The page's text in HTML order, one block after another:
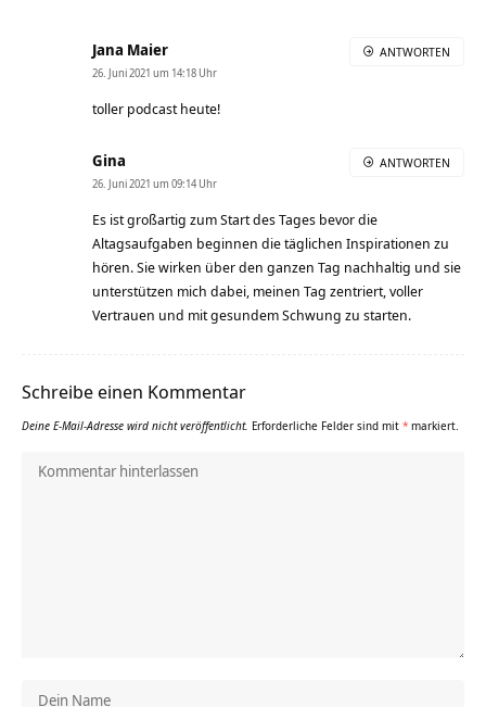
Jana Maier
26. Juni 2021 um 14:18 Uhr
toller podcast heute!
ANTWORTEN
Gina
26. Juni 2021 um 09:14 Uhr
Es ist großartig zum Start des Tages bevor die
Altagsaufgaben beginnen die täglichen Inspirationen zu
hören. Sie wirken über den ganzen Tag nachhaltig und sie
unterstützen mich dabei, meinen Tag zentriert, voller
Vertrauen und mit gesundem Schwung zu starten.
ANTWORTEN
Schreibe einen Kommentar
Deine E-Mail-Adresse wird nicht veröffentlicht. Erforderliche Felder sind mit * markiert.